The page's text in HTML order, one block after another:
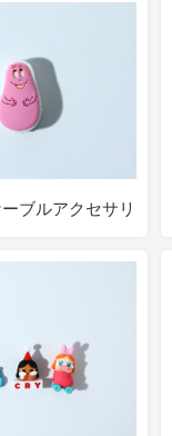
ブルアクセサリ